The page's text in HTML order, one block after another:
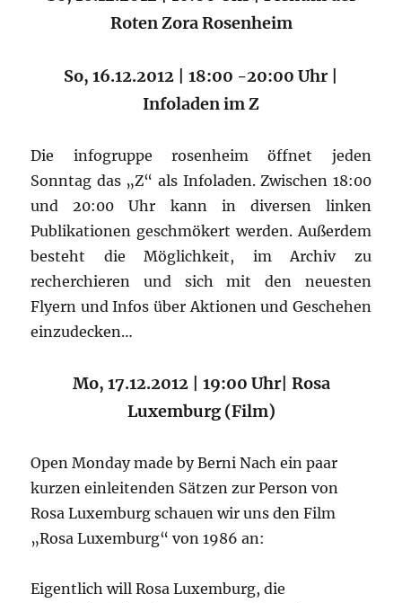
Roten Zora Rosenheim
So, 16.12.2012 | 18:00 -20:00 Uhr |
Infoladen im Z
Die infogruppe rosenheim öffnet jeden
Sonntag das „Z“ als Infoladen. Zwischen 18:00
und 20:00 Uhr kann in diversen linken
Publikationen geschmökert werden. Außerdem
besteht die Möglichkeit, im Archiv zu
recherchieren und sich mit den neuesten
Flyern und Infos über Aktionen und Geschehen
einzudecken…
Mo, 17.12.2012 | 19:00 Uhr| Rosa
Luxemburg (Film)
Open Monday made by Berni Nach ein paar
kurzen einleitenden Sätzen zur Person von
Rosa Luxemburg schauen wir uns den Film
„Rosa Luxemburg“ von 1986 an:
Eigentlich will Rosa Luxemburg, die